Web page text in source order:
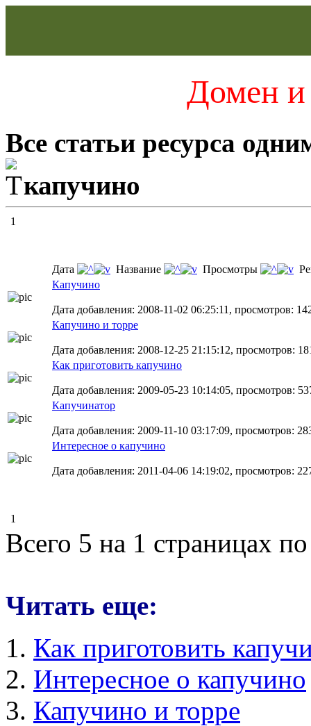
Домен и
Все статьи ресурса
капучино
1
Дата Название Просмотры
Капучино
Дата добавления: 2008-11-02 06:25:11, просмотров:
Капучино и торре
Дата добавления: 2008-12-25 21:15:12, просмотров:
Как приготовить капучино
Дата добавления: 2009-05-23 10:14:05, просмотров:
Капучинатор
Дата добавления: 2009-11-10 03:17:09, просмотров:
Интересное о капучино
Дата добавления: 2011-04-06 14:19:02, просмотров:
1
Всего 5 на 1 страницах
Читать еще:
Как приготовить
Интересное о капучино
Капучино и торре